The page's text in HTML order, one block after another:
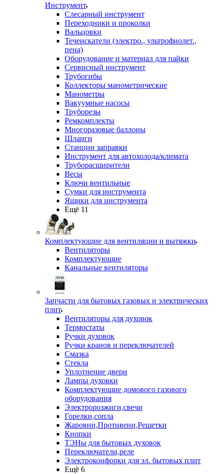
Инструмент
Слесарный инструмент
Переходники и проколки
Вальцовки
Течеискатели (электро., ультрофиолет.,
пена)
Оборудование и материал для пайки
Сервисный инструмент
Трубогибы
Коллекторы манометрические
Манометры
Вакуумные насосы
Труборезы
Ремкомплекты
Многоразовые баллоны
Шланги
Станции заправки
Инструмент для автохолода/климата
Труборасширители
Весы
Ключи вентильные
Сумки для инструмента
Ящики для инструмента
Ещё 11
Комплектующие для вентиляции и вытяжки
Вентиляторы
Комплектующие
Канальные вентиляторы
Запчасти для бытовых газовых и электрических
плит
Вентиляторы для духовок
Термостаты
Ручки духовок
Ручки кранов и переключателей
Смазка
Стекла
Уплотнение двери
Лампы духовки
Комплектующие домового газового
оборудования
Электророзжиги,свечи
Горелки,сопла
Жаровни,Противени,Решетки
Кнопки
ТЭНы для бытовых духовок
Переключатели,реле
Электроконфорки для эл. бытовых плит
Ещё 6